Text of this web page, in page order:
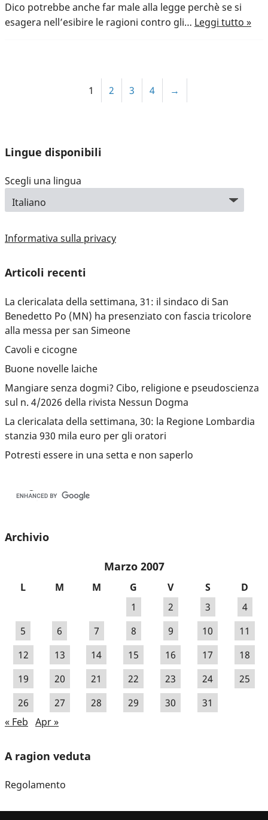
Dico potrebbe anche far male alla legge perchè se si
esagera nell’esibire le ragioni contro gli… Leggi tutto »
1 2 3 4 →
Lingue disponibili
Scegli una lingua
Informativa sulla privacy
Articoli recenti
La clericalata della settimana, 31: il sindaco di San
Benedetto Po (MN) ha presenziato con fascia tricolore
alla messa per san Simeone
Cavoli e cicogne
Buone novelle laiche
Mangiare senza dogmi? Cibo, religione e pseudoscienza
sul n. 4/2026 della rivista Nessun Dogma
La clericalata della settimana, 30: la Regione Lombardia
stanzia 930 mila euro per gli oratori
Potresti essere in una setta e non saperlo
Archivio
Marzo 2007
L M M G V S
D
1
2 3
4
5
6 7 8 9 10
11
12
13 14 15 16 17
18
19
20 21 22 23 24
25
26
27 28 29 30
31
« Feb Apr »
A ragion veduta
Regolamento